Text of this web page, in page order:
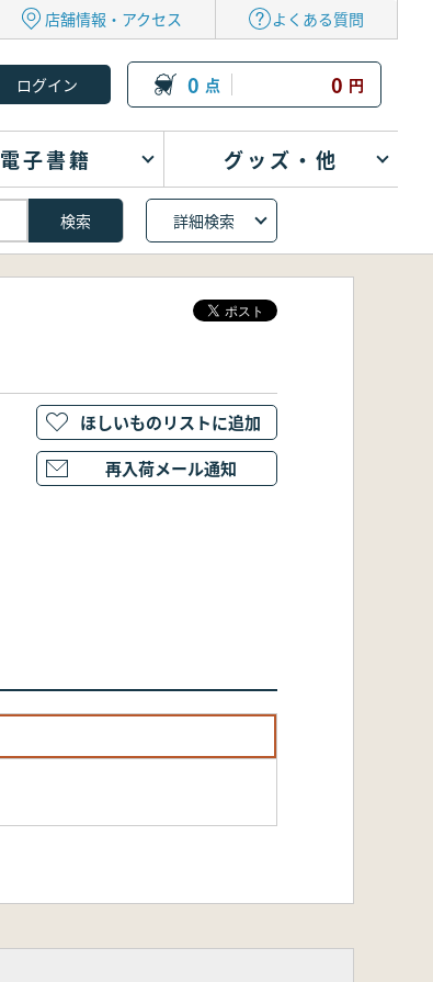
店舗情報・アクセス よくある質問
0 点 0 円
電子書籍 グッズ・他
詳細検索
ほしいものリストに追加
再入荷メール通知